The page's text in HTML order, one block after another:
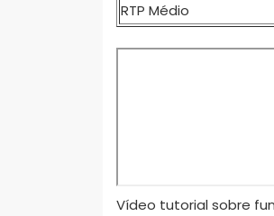
RTP Médio
Vídeo tutorial sobre